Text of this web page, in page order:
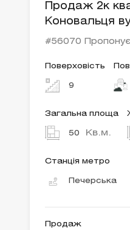
Продаж 2к
Коновальця
#56070
Поверховість
9
Загальна площа
50 Кв.м.
Станція метро
Печерська
Продаж